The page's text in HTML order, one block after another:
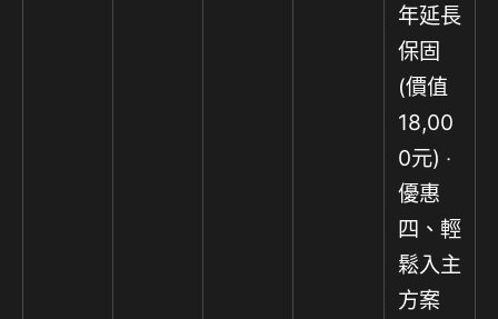
年延長
保固
(價值
18,00
0元) ‧
優惠
四、輕
鬆入主
方案